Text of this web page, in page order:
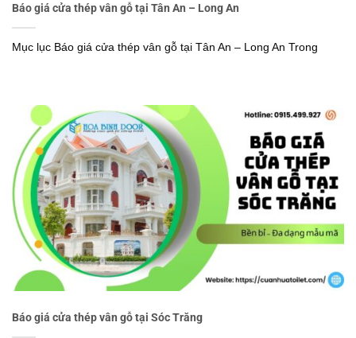
Báo giá cửa thép vân gỗ tại Tân An – Long An
Mục lục Báo giá cửa thép vân gỗ tại Tân An – Long An Trong
Báo giá cửa thép vân gỗ tại Sóc Trăng